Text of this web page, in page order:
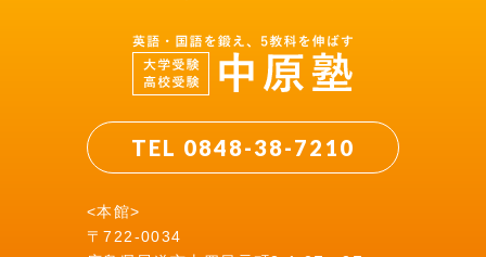
TEL 0848-38-7210
<本館>
〒722-0034